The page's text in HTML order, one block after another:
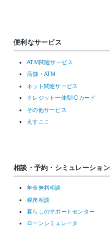
便利なサービス
ATM関連サービス
店舗・ATM
ネット関連サービス
クレジット一体型ICカード
その他サービス
えすここ
相談・予約・シミュレーション
年金無料相談
税務相談
暮らしのサポートセンター
ローンシミュレータ